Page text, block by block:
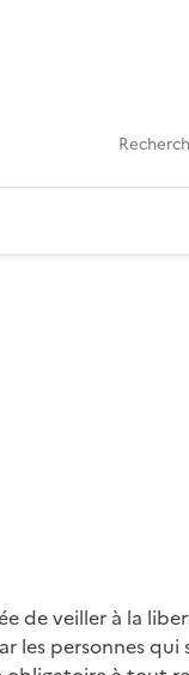
de veiller à la
personnes qui